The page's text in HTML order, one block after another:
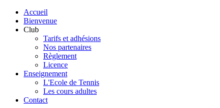
Accueil
Bienvenue
Club
Tarifs et adhésions
Nos partenaires
Règlement
Licence
Enseignement
L'Ecole de Tennis
Les cours adultes
Contact